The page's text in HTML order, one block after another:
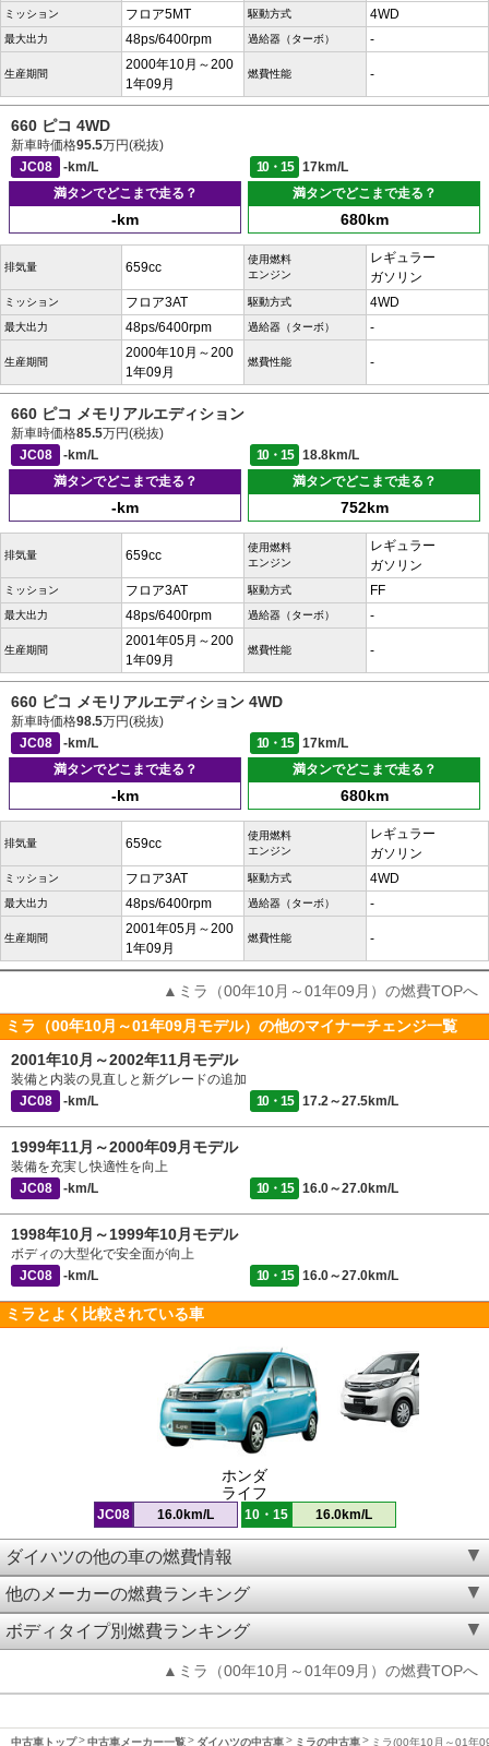
ミッション フロア5MT 駆動方式 4WD
最大出力 48ps/6400rpm 過給器（ターボ） -
生産期間
2000年10月～200
1年09月
燃費性能 -
660 ピコ 4WD
新車時価格95.5万円(税抜)
JC08
-km/L 10・15
17km/L
満タンでどこまで走る？
-km
満タンでどこまで走る？
680km
排気量 659cc
使用燃料
エンジン
レギュラー
ガソリン
ミッション フロア3AT 駆動方式 4WD
最大出力 48ps/6400rpm 過給器（ターボ） -
生産期間
2000年10月～200
1年09月
燃費性能 -
660 ピコ メモリアルエディション
新車時価格85.5万円(税抜)
JC08
-km/L 10・15
18.8km/L
満タンでどこまで走る？
-km
満タンでどこまで走る？
752km
排気量 659cc
使用燃料
エンジン
レギュラー
ガソリン
ミッション フロア3AT 駆動方式 FF
最大出力 48ps/6400rpm 過給器（ターボ） -
生産期間
2001年05月～200
1年09月
燃費性能 -
660 ピコ メモリアルエディション 4WD
新車時価格98.5万円(税抜)
JC08
-km/L 10・15
17km/L
満タンでどこまで走る？
-km
満タンでどこまで走る？
680km
排気量 659cc
使用燃料
エンジン
レギュラー
ガソリン
ミッション フロア3AT 駆動方式 4WD
最大出力 48ps/6400rpm 過給器（ターボ） -
生産期間
2001年05月～200
1年09月
燃費性能 -
▲ミラ（00年10月～01年09月）の燃費TOPへ
ミラ（00年10月～01年09月モデル）の他のマイナーチェンジ一覧
2001年10月～2002年11月モデル
装備と内装の見直しと新グレードの追加
JC08
-km/L 10・15 17.2～27.5km/L
1999年11月～2000年09月モデル
装備を充実し快適性を向上
JC08
-km/L 10・15 16.0～27.0km/L
1998年10月～1999年10月モデル
ボディの大型化で安全面が向上
JC08
-km/L 10・15 16.0～27.0km/L
ミラとよく比較されている車
ホンダ
ライフ
JC08 16.0km/L 10・15 16.0km/L
ダイハツの他の車の燃費情報
他のメーカーの燃費ランキング
ボディタイプ別燃費ランキング
▲ミラ（00年10月～01年09月）の燃費TOPへ
中古車トップ 中古車メーカー一覧 ダイハツの中古車 ミラの中古車 ミラ(00年10月～01年